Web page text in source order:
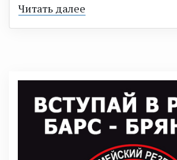
Читать далее